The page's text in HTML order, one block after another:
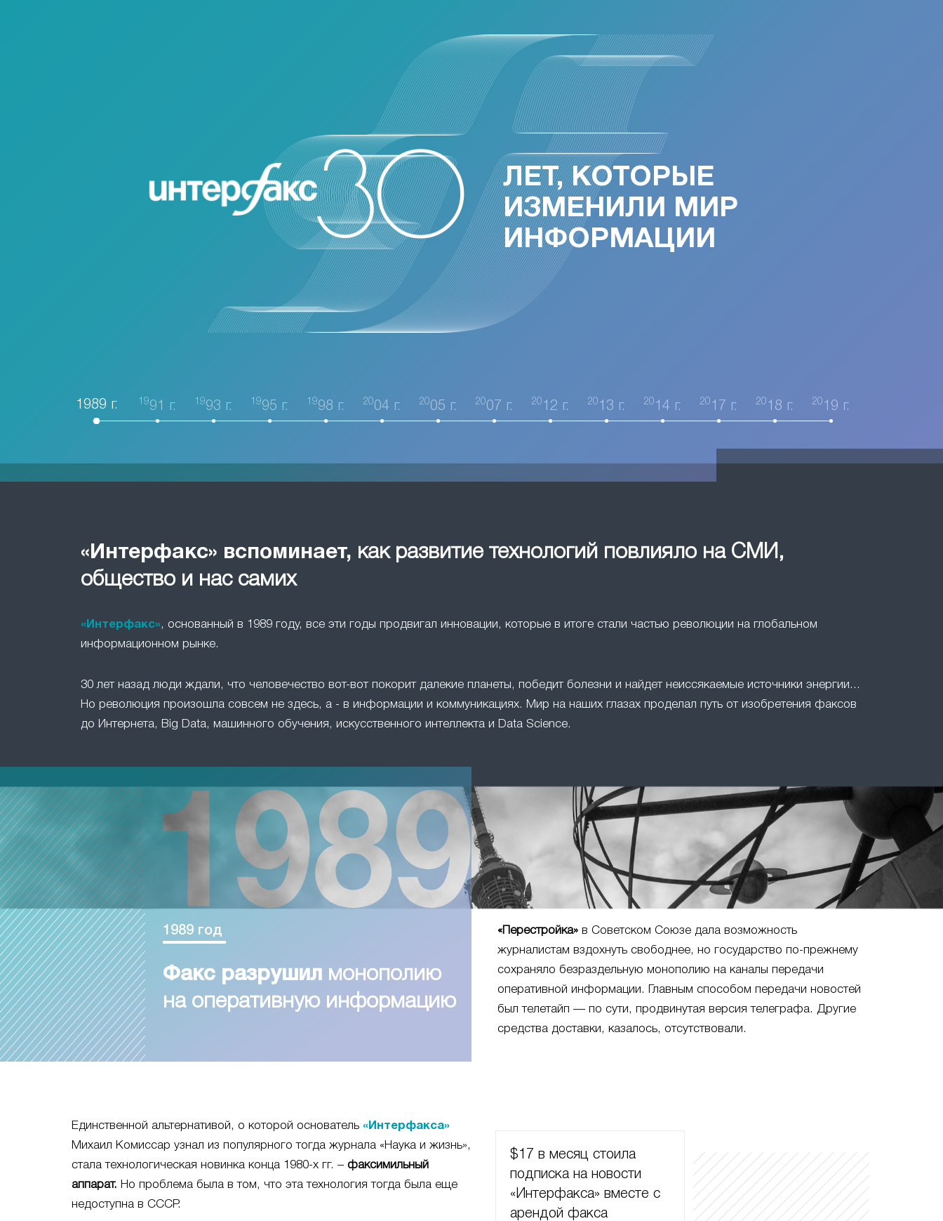
ЛЕТ, КОТОРЫЕ
ИЗМЕНИЛИ МИР
ИНФОРМАЦИИ
1989 г. 1991 г. 1993 г. 1995 г. 1998 г. 2004 г. 2005 г. 2007 г. 20 12 г. 20 13 г. 20 14 г. 20 17 г. 20 18 г. 20 19 г.
«Интерфакс» вспоминает, как развитие технологий повлияло на СМИ,
общество и нас самих
«Интерфакс», основанный в 1989 году, все эти годы продвигал инновации, которые в итоге стали частью революции на глобальном
информационном рынке.
30 лет назад люди ждали, что человечество вот-вот покорит далекие планеты, победит болезни и найдет неиссякаемые источники энергии...
Но революция произошла совсем не здесь, а - в информации и коммуникациях. Мир на наших глазах проделал путь от изобретения факсов
до Интернета, Big Data, машинного обучения, искусственного интеллекта и Data Science.
1989 год
Факс разрушил
монополию
на оперативную информацию
«Перестройка» в Советском Союзе дала возможность
журналистам вздохнуть свободнее, но государство по-прежнему
сохраняло безраздельную монополию на каналы передачи
оперативной информации. Главным способом передачи новостей
был телетайп — по сути, продвинутая версия телеграфа. Другие
средства доставки, казалось, отсутствовали.
Единственной альтернативой, о которой основатель «Интерфакса»
Михаил Комиссар узнал из популярного тогда журнала «Наука и жизнь»,
стала технологическая новинка конца 1980-х гг. – факсимильный
аппарат. Но проблема была в том, что эта технология тогда была еще
недоступна в СССР.
$17 в месяц стоила
подписка на новости
«Интерфакса» вместе с
арендой факса